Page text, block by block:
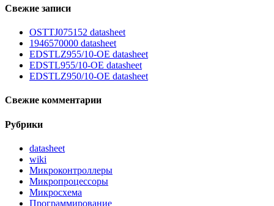
Свежие записи
OSTTJ075152 datasheet
1946570000 datasheet
EDSTLZ955/10-OE datasheet
EDSTL955/10-OE datasheet
EDSTLZ950/10-OE datasheet
Свежие комментарии
Рубрики
datasheet
wiki
Микроконтроллеры
Микропроцессоры
Микросхема
Программирование